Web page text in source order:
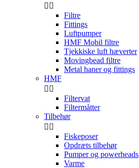
 
Filtre
Fittings
Luftpumper
HMF Mobil filtre
Tjekkiske luft hæverter
Movingbead filtre
Metal haner og fittings
HMF
 
Filtervat
Filtermåtter
Tilbehør
 
Fiskeposer
Opdræts tilbehør
Pumper og powerheads
Varme